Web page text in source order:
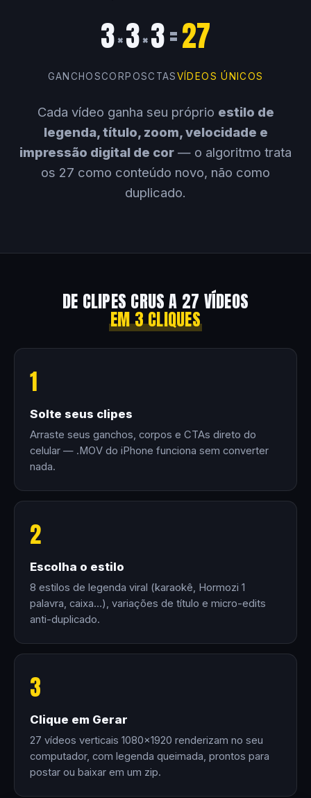
3×3×3=27
GANCHOSCORPOSCTASVÍDEOS ÚNICOS
Cada vídeo ganha seu próprio estilo de
legenda, título, zoom, velocidade e
impressão digital de cor — o algoritmo trata
os 27 como conteúdo novo, não como
duplicado.
DE CLIPES CRUS A 27 VÍDEOS
EM 3 CLIQUES
1
Solte seus clipes
Arraste seus ganchos, corpos e CTAs direto do
celular — .MOV do iPhone funciona sem converter
nada.
2
Escolha o estilo
8 estilos de legenda viral (karaokê, Hormozi 1
palavra, caixa…), variações de título e micro-edits
anti-duplicado.
3
Clique em Gerar
27 vídeos verticais 1080×1920 renderizam no seu
computador, com legenda queimada, prontos para
postar ou baixar em um zip.